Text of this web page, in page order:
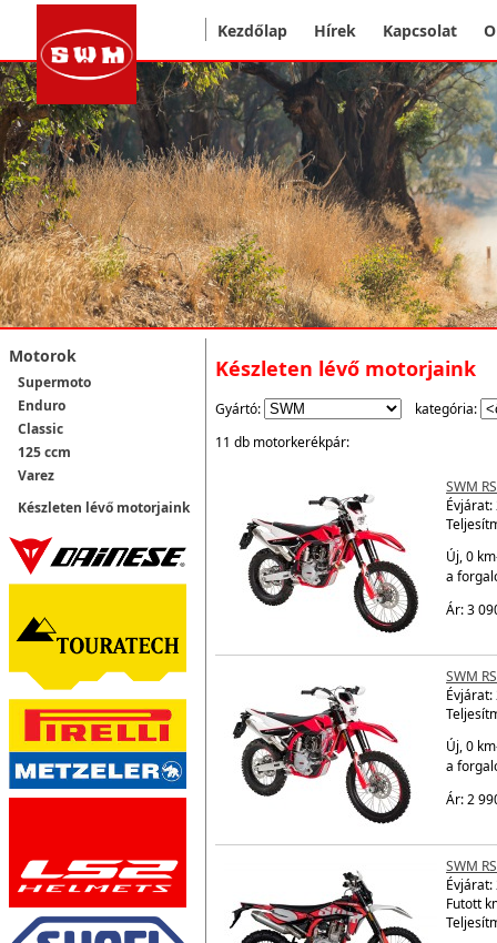
Kezdőlap Hírek Kapcsolat
Motorok
Supermoto
Enduro
Classic
125 ccm
Varez
Készleten lévő motorjaink
Készleten lévő motorjaink
Gyártó:
kategória:
11 db motorkerékpár:
SWM
Évjárat:
Új, 0
a
Ár: 3
SWM
Évjárat:
Új, 0
a
Ár: 2
SWM
Évjárat:
Futott